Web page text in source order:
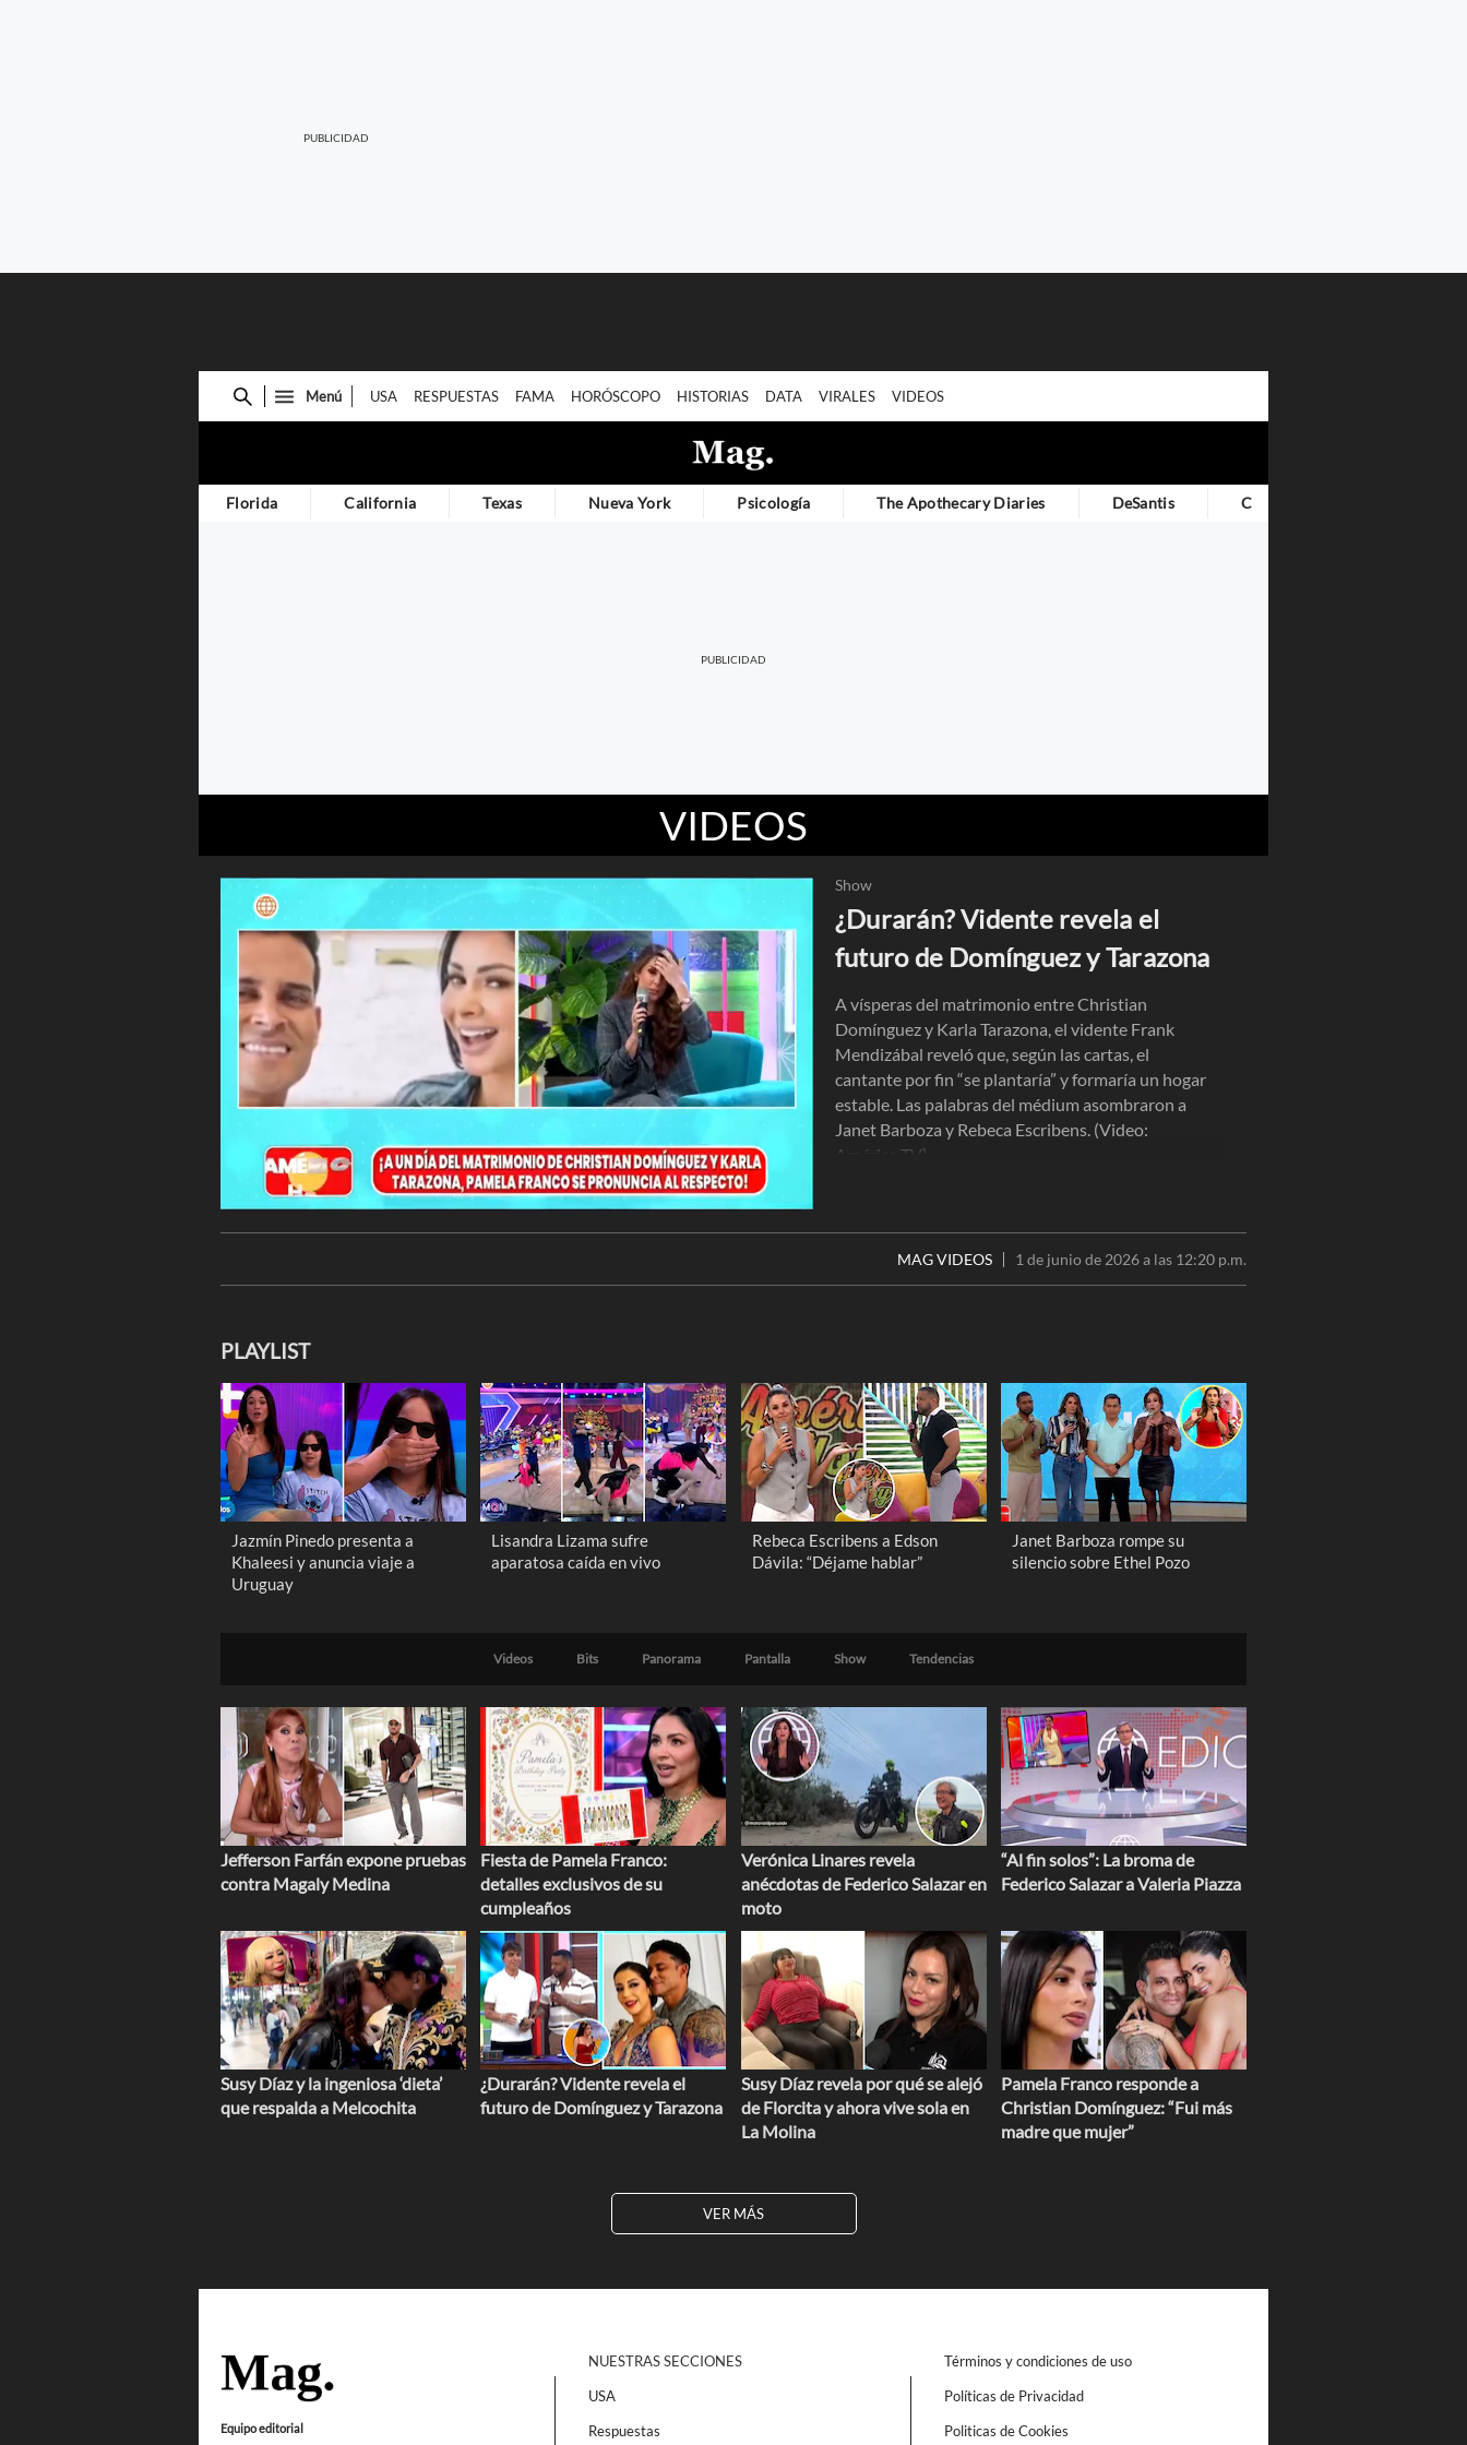
Cuadro
de
Menú USA RESPUESTAS FAMA HORÓSCOPO HISTORIAS DATA VIRALES VIDEOS
Florida California Texas Nueva York Psicología The Apothecary Diaries DeSantis Cita Del Día
VIDEOS
Show
¿Durarán? Vidente revela el
futuro de Domínguez y Tarazona
A vísperas del matrimonio entre Christian
Domínguez y Karla Tarazona, el vidente Frank
Mendizábal reveló que, según las cartas, el
cantante por fin “se plantaría” y formaría un hogar
estable. Las palabras del médium asombraron a
Janet Barboza y Rebeca Escribens. (Video:
América TV)
MAG VIDEOS 1 de junio de 2026 a las 12:20 p.m.
PLAYLIST
Jazmín Pinedo presenta a
Khaleesi y anuncia viaje a
Uruguay
Lisandra Lizama sufre
aparatosa caída en vivo
Rebeca Escribens a Edson
Dávila: “Déjame hablar”
Janet Barboza rompe su
silencio sobre Ethel Pozo
Videos Bits Panorama Pantalla Show Tendencias
Jefferson Farfán expone pruebas
contra Magaly Medina
Fiesta de Pamela Franco:
detalles exclusivos de su
cumpleaños
Verónica Linares revela
anécdotas de Federico Salazar en
moto
“Al fin solos”: La broma de
Federico Salazar a Valeria Piazza
Susy Díaz y la ingeniosa ‘dieta’
que respalda a Melcochita
¿Durarán? Vidente revela el
futuro de Domínguez y Tarazona
Susy Díaz revela por qué se alejó
de Florcita y ahora vive sola en
La Molina
Pamela Franco responde a
Christian Domínguez: “Fui más
madre que mujer”
VER MÁS
Equipo editorial
NUESTRAS SECCIONES
USA
Respuestas
Términos y condiciones de uso
Políticas de Privacidad
Politicas de Cookies